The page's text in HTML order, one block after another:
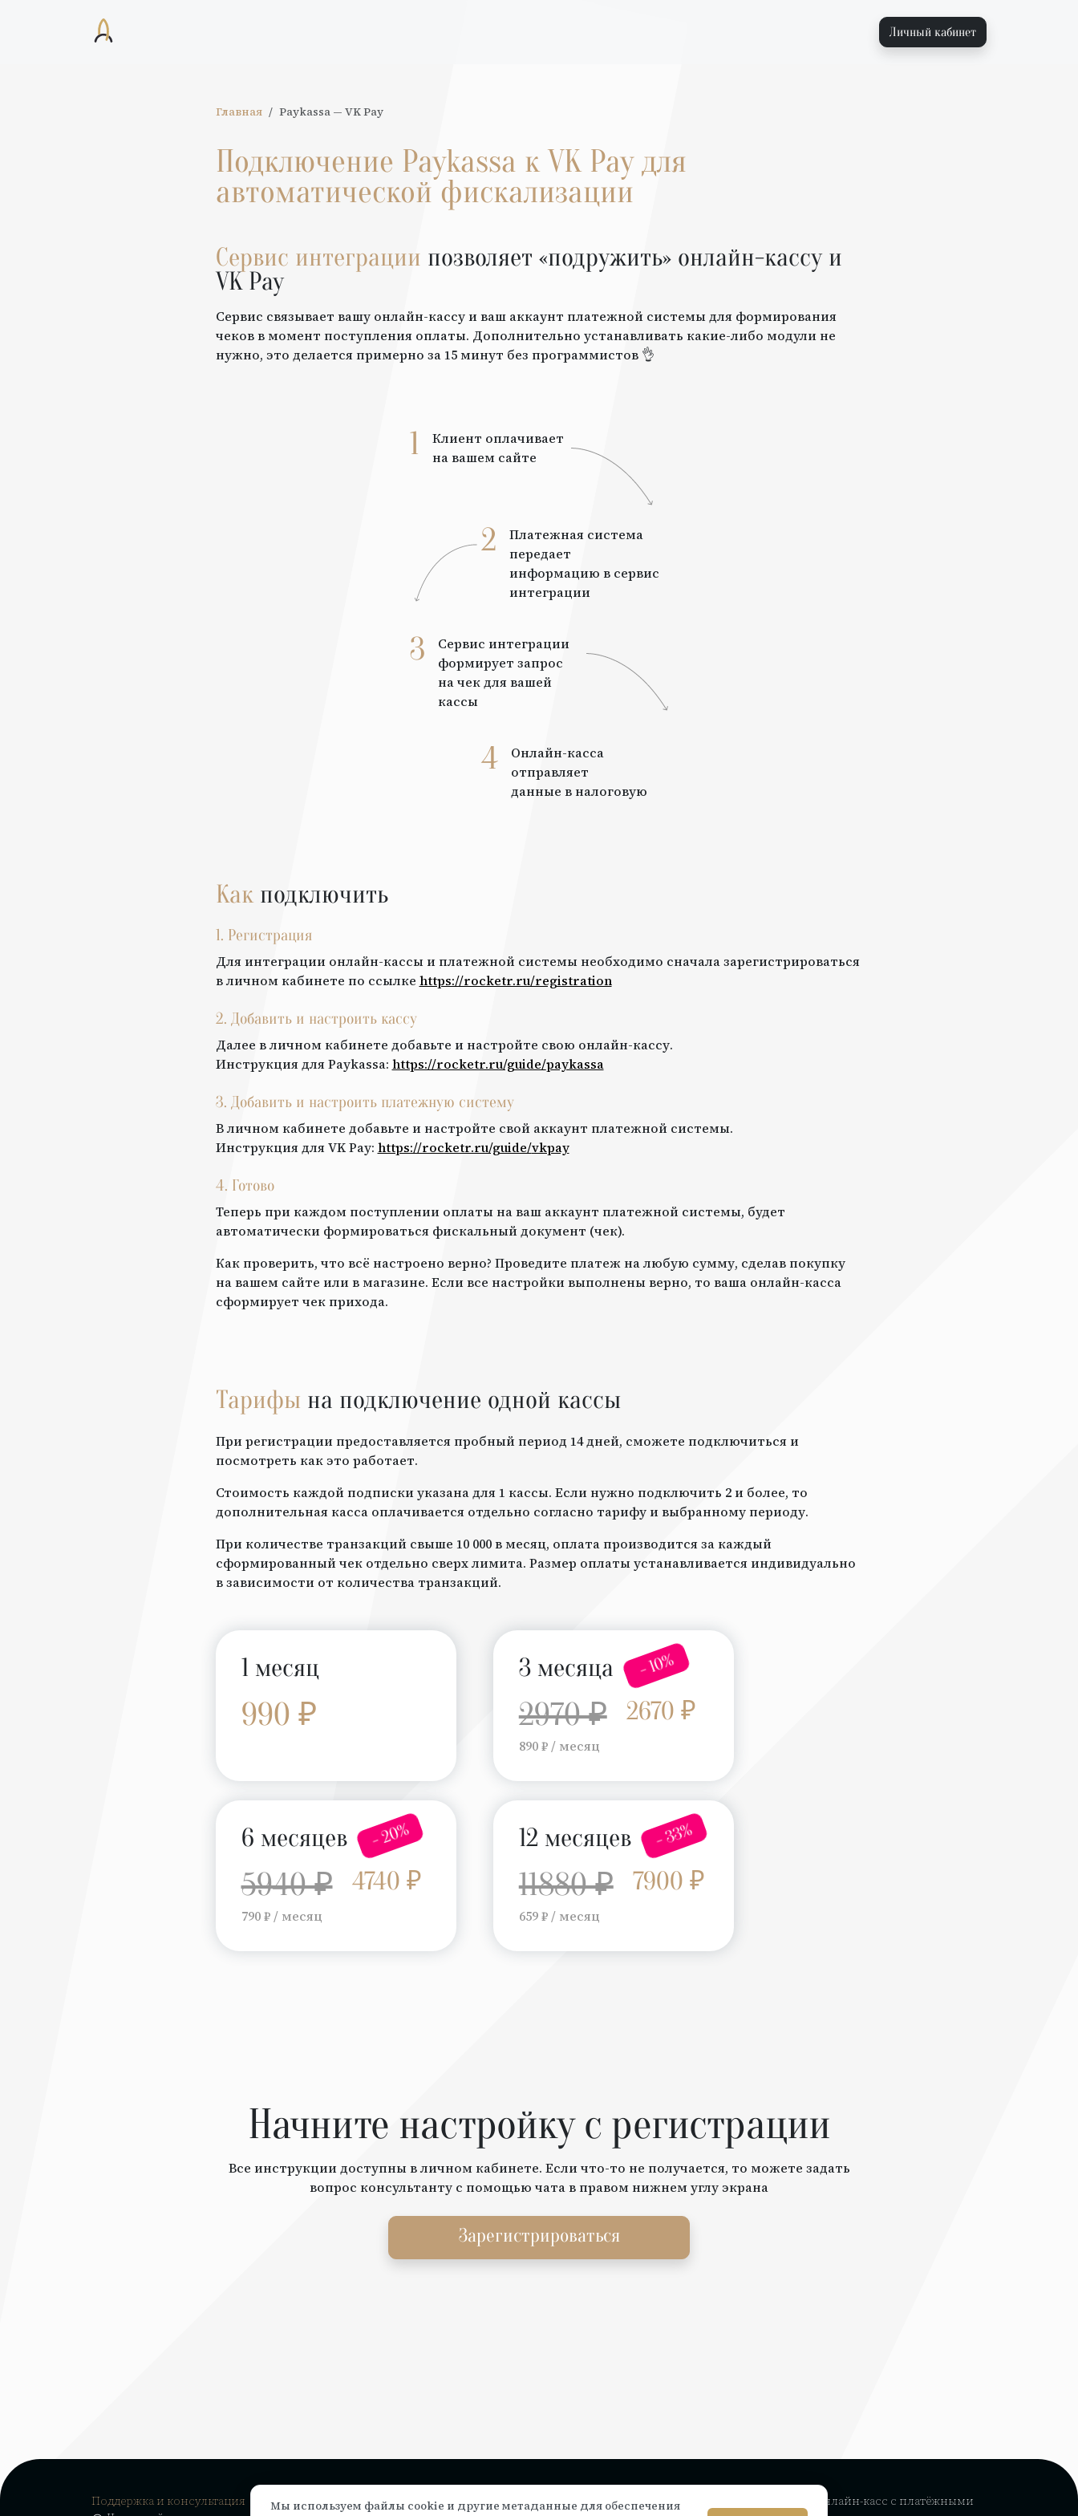
Личный кабинет
Главная Paykassa— VK Pay
Подключение Paykassa кVK Payдля
автоматической фискализации
Сервис интеграции позволяет «подружить» онлайн-кассу и
VK Pay
Сервис связывает вашу онлайн-кассу и ваш аккаунт платежной системы для формирования
чеков в момент поступления оплаты. Дополнительно устанавливать какие-либо модули не
нужно, это делается примерно за 15 минут без программистов 👌
1
Клиент оплачивает
на вашем сайте
2
Платежная система
передает
информацию в сервис
интеграции
3
Сервис интеграции
формирует запрос
на чек для вашей
кассы
4
Онлайн-касса
отправляет
данные в налоговую
Какподключить
1. Регистрация
Для интеграции онлайн-кассы и платежной системы необходимо сначала зарегистрироваться
в личном кабинете по ссылке https://rocketr.ru/registration
2. Добавить и настроить кассу
Далее в личном кабинете добавьте и настройте свою онлайн-кассу.
Инструкция дляPaykassa: https://rocketr.ru/guide/paykassa
3. Добавить и настроить платежную систему
В личном кабинете добавьте и настройте свой аккаунт платежной системы.
Инструкция дляVK Pay: https://rocketr.ru/guide/vkpay
4. Готово
Теперь при каждом поступлении оплаты на ваш аккаунт платежной системы, будет
автоматически формироваться фискальный документ (чек).
Как проверить, что всё настроено верно? Проведите платеж на любую сумму, сделав покупку
на вашем сайте или в магазине. Если все настройки выполнены верно, то ваша онлайн-касса
сформирует чек прихода.
Тарифы на подключение одной кассы
При регистрации предоставляется пробный период 14 дней, сможете подключиться и
посмотреть как это работает.
Стоимость каждой подписки указана для 1 кассы. Если нужно подключить 2 и более, то
дополнительная касса оплачивается отдельно согласно тарифу и выбранному периоду.
При количестве транзакций свыше 10 000 в месяц, оплата производится за каждый
сформированный чек отдельно сверх лимита. Размер оплаты устанавливается индивидуально
в зависимости от количества транзакций.
1 месяц
990 ₽
3 месяца - 10%
2970 ₽ 2670 ₽
890 ₽ / месяц
6 месяцев - 20%
5940 ₽ 4740 ₽
790 ₽ / месяц
12 месяцев - 33%
11880 ₽ 7900 ₽
659 ₽ / месяц
Начните настройку с регистрации
Все инструкции доступны в личном кабинете. Если что-то не получается, то можете задать
вопрос консультанту с помощью чата в правом нижнем углу экрана
Зарегистрироваться
Поддержка и консультация
Инструкции по подключению
онлайн-касс с платёжными
Мы используем файлы cookie и другие метаданные для обеспечения